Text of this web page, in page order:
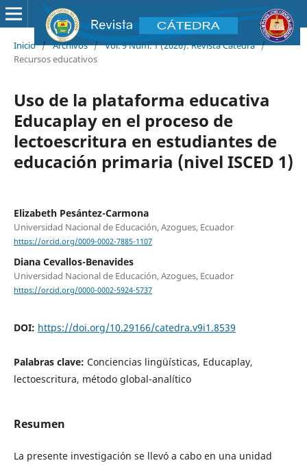
Inicio / Archivos / Vol. 9 Núm. 1 (2026): Revista Cátedra /
Recursos educativos
Uso de la plataforma educativa
Educaplay en el proceso de
lectoescritura en estudiantes de
educación primaria (nivel ISCED 1)
Elizabeth Pesántez-Carmona
Universidad Nacional de Educación, Azogues, Ecuador
https://orcid.org/0009-0002-7885-1107
Diana Cevallos-Benavides
Universidad Nacional de Educación, Azogues, Ecuador
https://orcid.org/0000-0002-5924-5737
DOI: https://doi.org/10.29166/catedra.v9i1.8539
Palabras clave: Conciencias lingüísticas, Educaplay,
lectoescritura, método global-analítico
Resumen
La presente investigación se llevó a cabo en una unidad